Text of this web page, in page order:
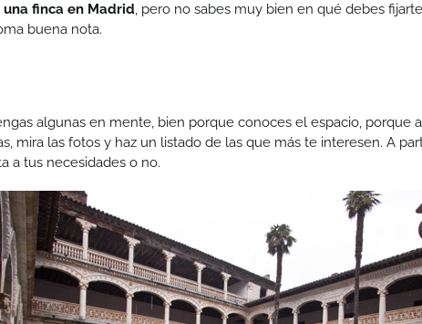
finca en Madrid, pero no sabes muy bien en qué debes
buena nota.
algunas en mente, bien porque conoces el espacio,
mira las fotos y haz un listado de las que más te interesen. A
a tus necesidades o no.